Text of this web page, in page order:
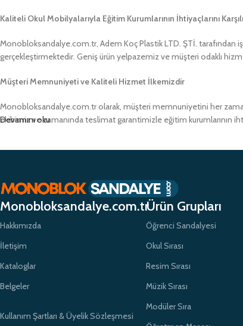
Kaliteli Okul Mobilyalarıyla Eğitim Kurumlarının İhtiyaçlarını
Monobloksandalye.com.tr, Adem Koç Plastik LTD. ŞTİ. tarafından
gerçekleştirmektedir. Geniş ürün yelpazemiz ve müşteri odaklı
Müşteri Memnuniyeti ve Kaliteli Hizmet İlkemizdir
Monobloksandalye.com.tr olarak, müşteri memnuniyetini her
ekibimiz ve zamanında teslimat garantimizle eğitim kurumlarının
Devamını oku
Monobloksandalye.com.tr
Hakkımızda
İletişim
Kataloglar
Belgeler
Kullanım Şartları & Üyelik Sözleşmesi
Ürün Grupları
Öğrenci Sandalyesi
Okul Sırası
Resim Sırası
Müzik Sırası
Modüler Sıra